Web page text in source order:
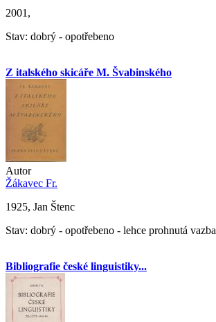
2001,
Stav: dobrý - opotřebeno
Z italského skicáře M. Švabinského
Autor
Žákavec Fr.
1925, Jan Štenc
Stav: dobrý - opotřebeno - lehce prohnutá vazba
Bibliografie české linguistiky...